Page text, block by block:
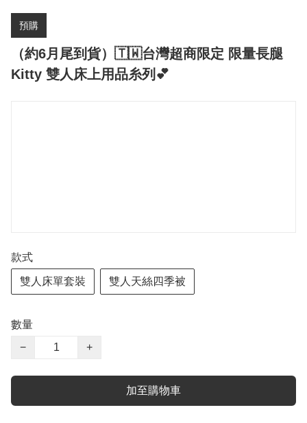
預購
（約6月尾到貨）🇹🇼台灣超商限定 限量長腿
Kitty 雙人床上用品糸列💕
款式
雙人床單套裝 雙人天絲四季被
數量
−
+
加至購物車